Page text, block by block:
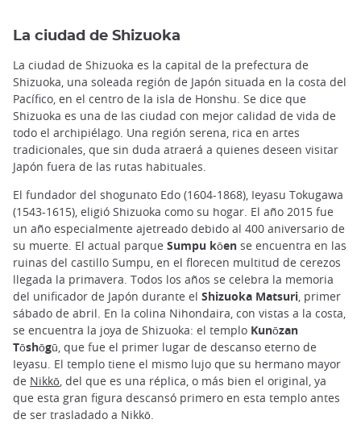
La ciudad de Shizuoka
La ciudad de Shizuoka es la capital de la prefectura de
Shizuoka, una soleada región de Japón situada en la costa del
Pacífico, en el centro de la isla de Honshu. Se dice que
Shizuoka es una de las ciudad con mejor calidad de vida de
todo el archipiélago. Una región serena, rica en artes
tradicionales, que sin duda atraerá a quienes deseen visitar
Japón fuera de las rutas habituales.
El fundador del shogunato Edo (1604-1868), Ieyasu Tokugawa
(1543-1615), eligió Shizuoka como su hogar. El año 2015 fue
un año especialmente ajetreado debido al 400 aniversario de
su muerte. El actual parque Sumpu kōen se encuentra en las
ruinas del castillo Sumpu, en el florecen multitud de cerezos
llegada la primavera. Todos los años se celebra la memoria
del unificador de Japón durante el Shizuoka Matsuri, primer
sábado de abril. En la colina Nihondaira, con vistas a la costa,
se encuentra la joya de Shizuoka: el templo Kunōzan
Tōshōgū, que fue el primer lugar de descanso eterno de
Ieyasu. El templo tiene el mismo lujo que su hermano mayor
de Nikkō, del que es una réplica, o más bien el original, ya
que esta gran figura descansó primero en esta templo antes
de ser trasladado a Nikkō.